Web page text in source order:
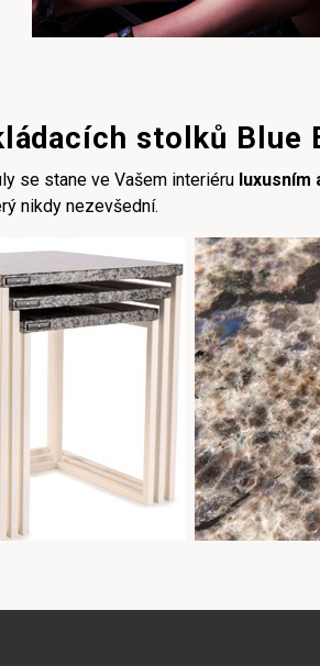
stolků Blue
se stane ve Vašem interiéru luxusním
nikdy nezevšední.